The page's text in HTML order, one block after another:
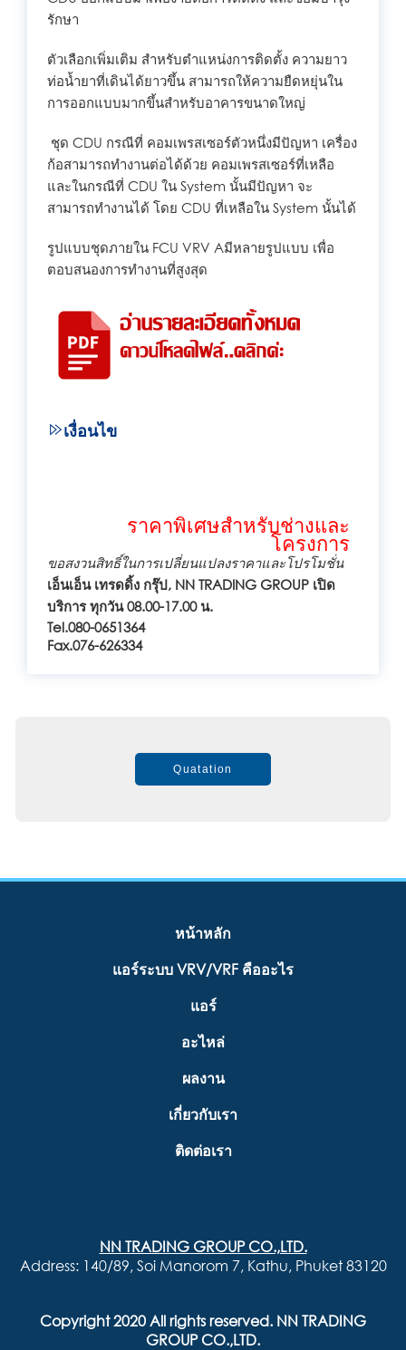
รักษา
ตัวเลือกเพิ่มเติม สำหรับตำแหน่งการติดตั้ง ความยาว
ท่อน้ำยาที่เดินได้ยาวขึ้น สามารถให้ความยืดหยุ่นใน
การออกแบบมากขึ้นสำหรับอาคารขนาดใหญ่
ชุด CDU กรณีที่ คอมเพรสเซอร์ตัวหนึ่งมีปัญหา เครื่อง
ก้อสามารถทำงานต่อได้ด้วย คอมเพรสเซอร์ที่เหลือ
และในกรณีที่ CDU ใน System นั้นมีปัญหา จะ
สามารถทำงานได้ โดย CDU ที่เหลือใน System นั้นได้
รูปแบบชุดภายใน FCU VRV Aมีหลายรูปแบบ เพื่อ
ตอบสนองการทำงานที่สูงสุด
เงื่อนไข
ราคาพิเศษสำหรับช่างและ
โครงการ
ขอสงวนสิทธิ์ในการเปลี่ยนแปลงราคาและโปรโมชั่น
เอ็นเอ็น เทรดดิ้ง กรุ๊ป, NN TRADING GROUP เปิด
บริการ ทุกวัน 08.00-17.00 น.
Tel.080-0651364
Fax.076-626334
Quatation
หน้าหลัก
แอร์ระบบ VRV/VRF คืออะไร
แอร์
อะไหล่
ผลงาน
เกี่ยวกับเรา
ติดต่อเรา
NN TRADING GROUP CO.,LTD.
Address: 140/89, Soi Manorom 7, Kathu, Phuket 83120
Copyright 2020 All rights reserved. NN TRADING
GROUP CO.,LTD.